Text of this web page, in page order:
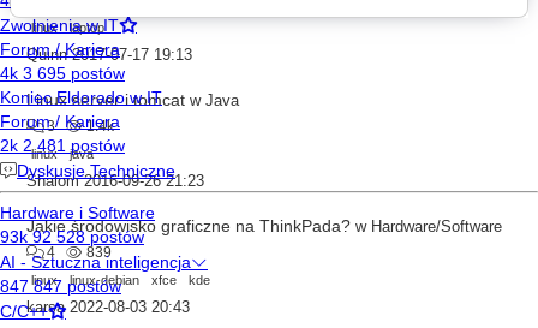
linux
laptop
Quinn 2017-07-17 19:13
Linux server i tomcat w Java
3
1.4k
linux
java
Shalom 2016-09-26 21:23
Jakie środowisko graficzne na ThinkPada? w Hardware/Software
4
839
linux
linux-debian xfce kde
karsa 2022-08-03 20:43